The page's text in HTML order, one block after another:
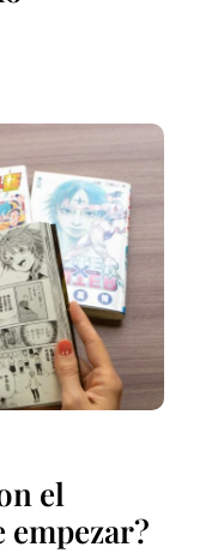
el
empezar?